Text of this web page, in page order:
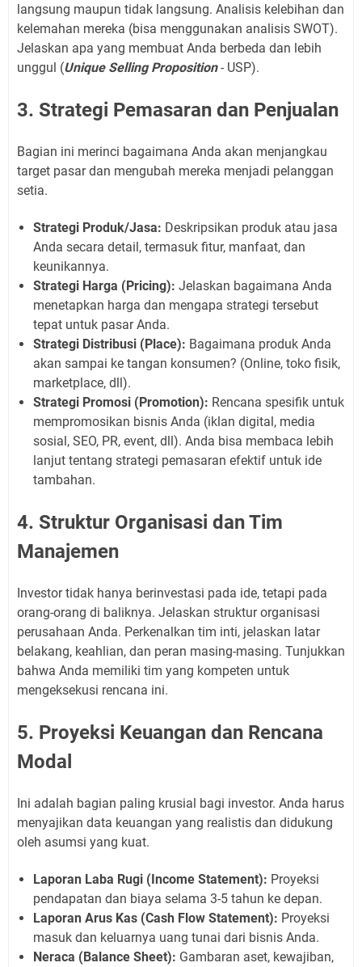
langsung maupun tidak langsung. Analisis kelebihan dan
kelemahan mereka (bisa menggunakan analisis SWOT).
Jelaskan apa yang membuat Anda berbeda dan lebih
unggul (Unique Selling Proposition- USP).
3. Strategi Pemasaran dan Penjualan
Bagian ini merinci bagaimana Anda akan menjangkau
target pasar dan mengubah mereka menjadi pelanggan
setia.
Strategi Produk/Jasa: Deskripsikan produk atau jasa
Anda secara detail, termasuk fitur, manfaat, dan
keunikannya.
Strategi Harga (Pricing): Jelaskan bagaimana Anda
menetapkan harga dan mengapa strategi tersebut
tepat untuk pasar Anda.
Strategi Distribusi (Place): Bagaimana produk Anda
akan sampai ke tangan konsumen? (Online, toko fisik,
marketplace, dll).
Strategi Promosi (Promotion): Rencana spesifik untuk
mempromosikan bisnis Anda (iklan digital, media
sosial, SEO, PR, event, dll). Anda bisa membaca lebih
lanjut tentang strategi pemasaran efektif untuk ide
tambahan.
4. Struktur Organisasi dan Tim
Manajemen
Investor tidak hanya berinvestasi pada ide, tetapi pada
orang-orang di baliknya. Jelaskan struktur organisasi
perusahaan Anda. Perkenalkan tim inti, jelaskan latar
belakang, keahlian, dan peran masing-masing. Tunjukkan
bahwa Anda memiliki tim yang kompeten untuk
mengeksekusi rencana ini.
5. Proyeksi Keuangan dan Rencana
Modal
Ini adalah bagian paling krusial bagi investor. Anda harus
menyajikan data keuangan yang realistis dan didukung
oleh asumsi yang kuat.
Laporan Laba Rugi (Income Statement): Proyeksi
pendapatan dan biaya selama 3-5 tahun ke depan.
Laporan Arus Kas (Cash Flow Statement): Proyeksi
masuk dan keluarnya uang tunai dari bisnis Anda.
Neraca (Balance Sheet): Gambaran aset, kewajiban,